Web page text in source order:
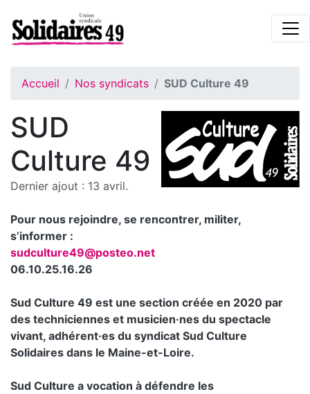
Accueil Nos syndicats SUD Culture 49
SUD
Culture 49
Dernier ajout : 13 avril.
Pour nous rejoindre, se rencontrer, militer,
s’informer :
sudculture49@posteo.net
06.10.25.16.26
Sud Culture 49 est une section créée en 2020 par
des techniciennes et musicien·nes du spectacle
vivant, adhérent·es du syndicat Sud Culture
Solidaires dans le Maine-et-Loire.
Sud Culture a vocation à défendre les